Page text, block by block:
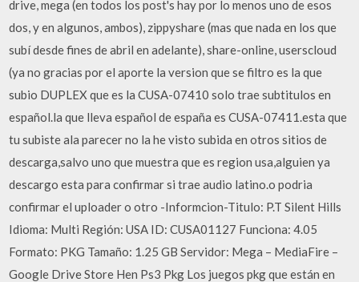
drive, mega (en todos los post's hay por lo menos uno de esos
dos, y en algunos, ambos), zippyshare (mas que nada en los que
subí desde fines de abril en adelante), share-online, userscloud
(ya no gracias por el aporte la version que se filtro es la que
subio DUPLEX que es la CUSA-07410 solo trae subtitulos en
español.la que lleva español de españa es CUSA-07411.esta que
tu subiste ala parecer no la he visto subida en otros sitios de
descarga,salvo uno que muestra que es region usa,alguien ya
descargo esta para confirmar si trae audio latino.o podria
confirmar el uploader o otro -Informcion-Titulo: P.T Silent Hills
Idioma: Multi Región: USA ID: CUSA01127 Funciona: 4.05
Formato: PKG Tamaño: 1.25 GB Servidor: Mega – MediaFire –
Google Drive Store Hen Ps3 Pkg Los juegos pkg que están en